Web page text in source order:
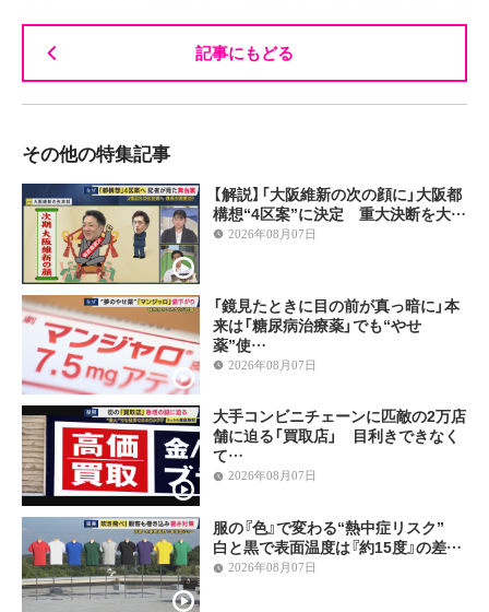
記事にもどる
その他の特集記事
【解説】「大阪維新の次の顔に」大阪都
構想“4区案”に決定 重大決断を大…
2026年08月07日
「鏡見たときに目の前が真っ暗に」本
来は「糖尿病治療薬」でも“やせ
薬”使…
2026年08月07日
大手コンビニチェーンに匹敵の2万店
舗に迫る「買取店」 目利きできなく
て…
2026年08月07日
服の『色』で変わる“熱中症リスク”
白と黒で表面温度は『約15度』の差…
2026年08月07日